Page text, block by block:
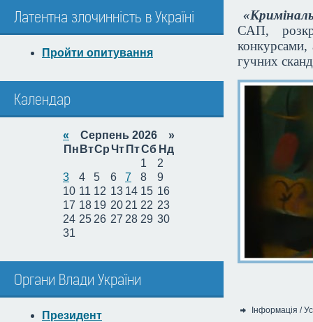
Латентна злочинність в Україні
Пройти опитування
Календар
« Серпень 2026 »
Пн ВтСрЧт ПтСб Нд
1
2
3
4 5 6 7 8
9
10 11 12 13 14 15 16
17 18 19 20 21 22 23
24 25 26 27 28 29 30
31
Органи Влади України
Президент
САП,
гучних
Інформація /